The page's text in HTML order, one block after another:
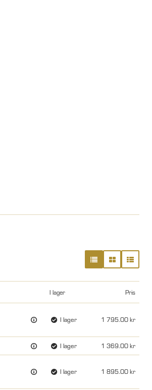
I lager Pris
I lager 1 795.00
I lager 1 369.00
I lager 1 895.00